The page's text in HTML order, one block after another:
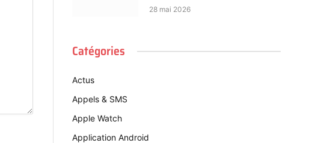
28 mai 2026
Catégories
Actus
Appels & SMS
Apple Watch
Application Android